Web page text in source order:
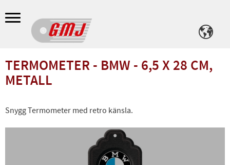
Meny
TERMOMETER - BMW - 6,5 X 28 CM,
METALL
Snygg Termometer med retro känsla.